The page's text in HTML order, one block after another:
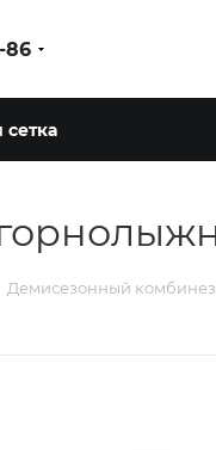
86
сетка
Демисезонный